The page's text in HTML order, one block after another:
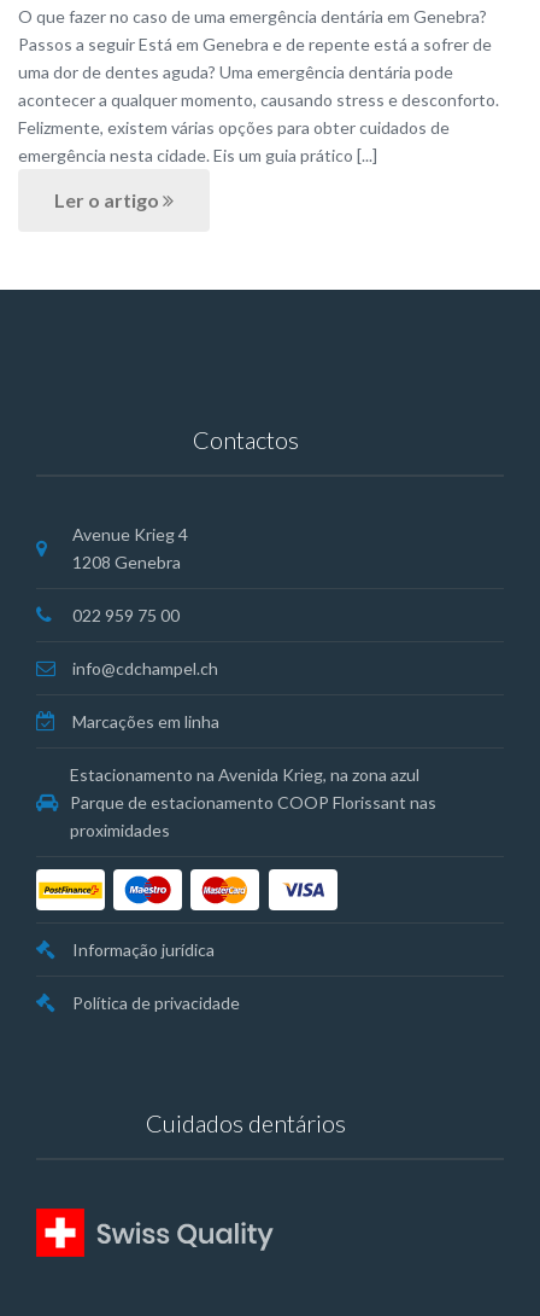
O que fazer no caso de uma emergência dentária em Genebra?
Passos a seguir Está em Genebra e de repente está a sofrer de
uma dor de dentes aguda? Uma emergência dentária pode
acontecer a qualquer momento, causando stress e desconforto.
Felizmente, existem várias opções para obter cuidados de
emergência nesta cidade. Eis um guia prático [...]
Ler o artigo
Contactos
Avenue Krieg 4
1208 Genebra
022 959 75 00
info@cdchampel.ch
Marcações em linha
Estacionamento na Avenida Krieg, na zona azul
Parque de estacionamento COOP Florissant nas
proximidades
Informação jurídica
Política de privacidade
Cuidados dentários